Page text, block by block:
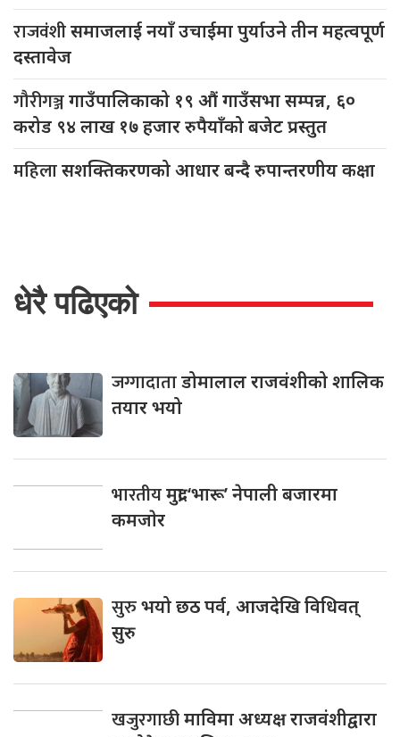
राजवंशीसमाजलाई नयाँ उचाईमा पुर्याउने तीन महत्वपूर्ण
दस्तावेज
गौरीगञ्जगाउँपालिकाको १९ औं गाउँसभा सम्पन्न, ६०
करोड ९४ लाख १७ हजार रुपैयाँको बजेट प्रस्तुत
महिलासशक्तिकरणको आधार बन्दै रुपान्तरणीय कक्षा
धेरै पढिएको
जग्गादाताडोमालाल राजवंशीको शालिक
तयार भयो
भारतीयमुद्रा ‘भारू’ नेपाली बजारमा
कमजाेर
सुरुभयो छठ पर्व, आजदेखि विधिवत्
सुरु
खजुरगाछीमाविमा अध्यक्ष राजवंशीद्वारा